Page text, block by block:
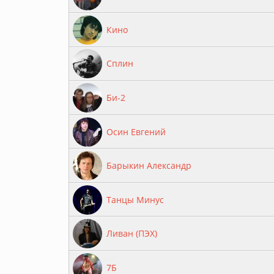
Кино
Сплин
Би-2
Осин Евгений
Барыкин Александр
Танцы Минус
Ливан (ПЭХ)
7Б